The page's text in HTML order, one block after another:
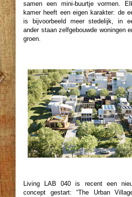
samen een mini-buurtje vormen.
kamer heeft een eigen karakter: de
is bijvoorbeeld meer stedelijk, in
ander staan zelfgebouwde woningen
groen.
Living LAB 040 is recent een
concept gestart: “The Urban